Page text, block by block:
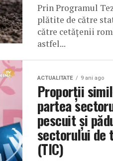
Prin Programul
plătite de către
către cetățenii
astfel...
ACTUALITATE 9 ani ago
Proporții
partea
pescuit și
sectorului de
(TIC)